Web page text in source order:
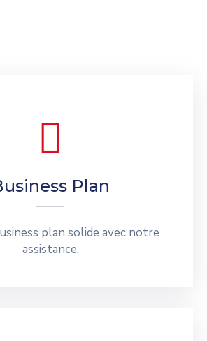
Plan
plan solide avec notre
assistance.